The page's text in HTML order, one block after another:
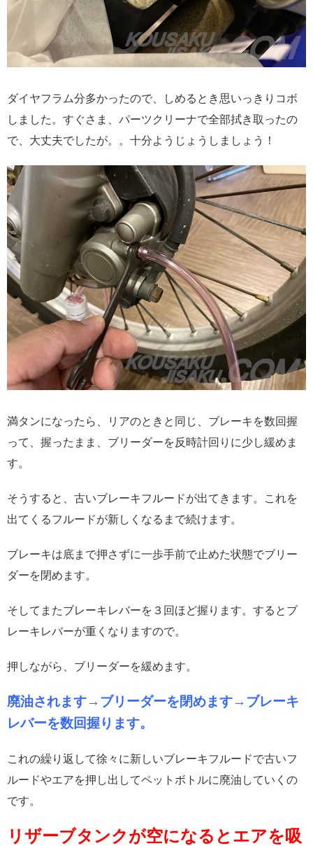
ダイヤフラム分多かったので、しめるとき思いっきりコボ
しました。すぐさま、パーツクリーナで全部拭き取ったの
で、大丈夫でしたが。。十分ようじょうしましょう！
満タンになったら、リアのときと同じ、ブレーキを数回握
って、握ったまま、ブリーダーを反時計回りに少し緩めま
す。
そうすると、古いブレーキフルードが出てきます。これを
出てくるフルードが新しくなるまで続けます。
ブレーキは底まで押さずに一歩手前で止めた状態でブリー
ダーを閉めます。
そしてまたブレーキレバーを３回ほど握ります。するとブ
レーキレバーが重くなりますので。
押しながら、ブリーダーを緩めます。
廃油されます→ブリーダーを閉めます→ブレーキ
レバーを数回握ります。
これの繰り返して徐々に新しいブレーキフルードで古いフ
ルードやエアを押し出してペットボトルに廃油していくの
です。
リザーブタンクが空になるとエアを吸